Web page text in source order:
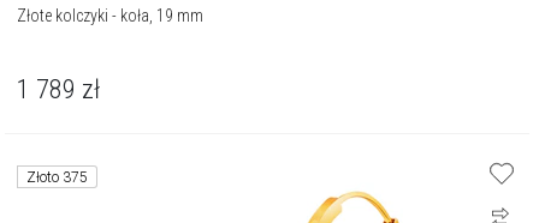
Złote kolczyki - koła, 19 mm
1 789 zł
Złoto 375